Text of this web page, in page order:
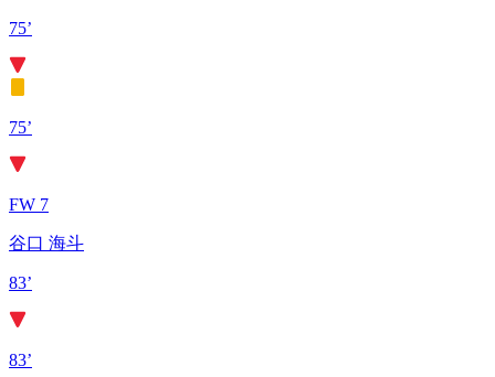
75’
75’
FW 7
谷口 海斗
83’
83’